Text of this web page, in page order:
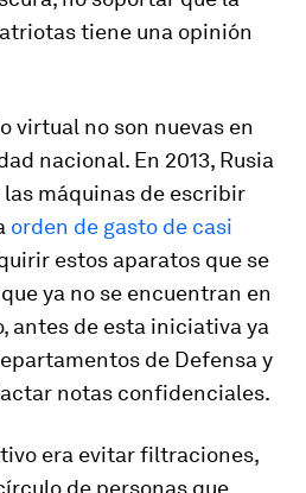
tiene una opinión
virtual no son nuevas en
nacional. En 2013, Rusia
máquinas de escribir
orden de gasto de casi
estos aparatos que se
ya no se encuentran en
antes de esta iniciativa ya
de Defensa y
notas confidenciales.
era evitar filtraciones,
de personas que